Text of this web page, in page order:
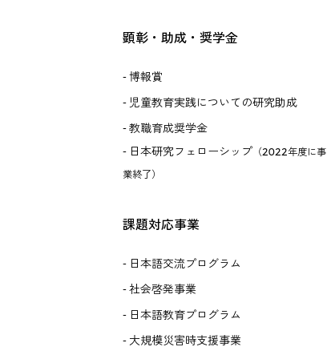
顕彰・助成・奨学金
博報賞
児童教育実践についての研究助成
教職育成奨学金
日本研究フェローシップ （2022年度に事
業終了）
課題対応事業
日本語交流プログラム
社会啓発事業
日本語教育プログラム
大規模災害時支援事業